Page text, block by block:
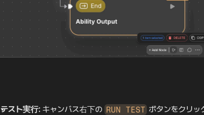
テスト実行: キャンバス右下の RUN TEST ボタンをクリ